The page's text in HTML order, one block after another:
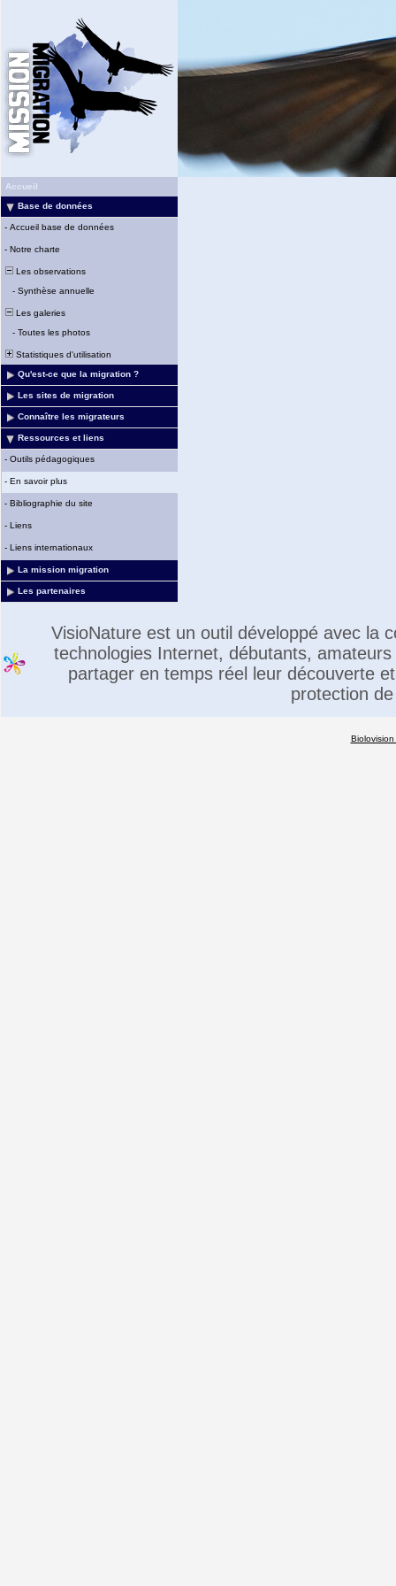
Accueil
Base de données
- Accueil base de données
- Notre charte
Les observations
- Synthèse annuelle
Les galeries
- Toutes les photos
Statistiques d'utilisation
Qu'est-ce que la migration ?
Les sites de migration
Connaître les migrateurs
Ressources et liens
- Outils pédagogiques
- En savoir plus
- Bibliographie du site
- Liens
- Liens internationaux
La mission migration
Les partenaires
VisioNature est un outil développé avec la
technologies Internet, débutants,
partager en temps réel leur découverte
protection
Biolovision